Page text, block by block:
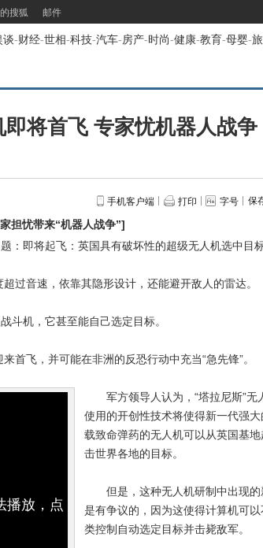
搜狐 邮件
谈-财经-世相-科技-汽车-房产-时尚-健康-教育-母婴-
将首飞 专家忧机器人战争
手机客户端 打印 字号 保
担忧带来“机器人战争”]
即将起飞：英国具有破坏性的超级无人机选中目
音速，依靠其隐形设计，还能避开敌人的雷达。
机，它甚至能自己选定目标。
飞，并可能在非洲的反恐行动中充当“急先锋”。
播放，点
军方领导人认为，“塔拉尼斯”无
使用的开创性技术将使得新一代强大
载致命弹药的无人机可以从英国基
击世界各地的目标。
但是，这种无人机研制中出现的
是有争议的，因为这使得计算机可以
类控制自动选定目标并击毙敌军。